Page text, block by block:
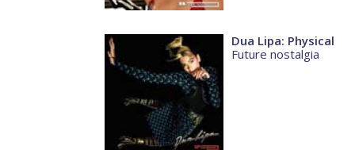
Dua Lipa: Physical
Future nostalgia